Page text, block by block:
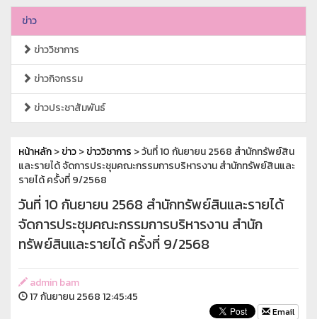
ข่าว
ข่าววิชาการ
ข่าวกิจกรรม
ข่าวประชาสัมพันธ์
หน้าหลัก>ข่าว>ข่าววิชาการ > วันที่ 10 กันยายน 2568 สำนักทรัพย์สิน
และรายได้ จัดการประชุมคณะกรรมการบริหารงาน สำนักทรัพย์สินและ
รายได้ ครั้งที่ 9/2568
วันที่ 10 กันยายน 2568 สำนักทรัพย์สินและรายได้
จัดการประชุมคณะกรรมการบริหารงาน สำนัก
ทรัพย์สินและรายได้ ครั้งที่ 9/2568
admin bam
17 กันยายน 2568 12:45:45
Email